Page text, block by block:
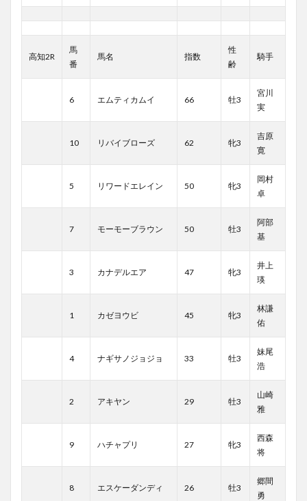
高知2R
馬
番
馬名 指数
性
齢
騎手
6 エムティカムイ 66 牡3
宮川
実
10 リバイブローズ 62 牝3
吉原
寛
5 リワードエレイン 50 牝3
岡村
卓
7 モーモーブラウン 50 牡3
阿部
基
3 カナデルエア 47 牝3
井上
瑛
1 カゼヨウビ 45 牝3
林謙
佑
4 ナギサノジョジョ 33 牡3
妹尾
浩
2 アキヤン 29 牡3
山崎
雅
9 ハチャプリ 27 牝3
西森
将
8 エスケーダンディ 26 牡3
郷間
勇